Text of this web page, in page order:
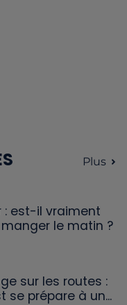
Plus
: est-il vraiment
le matin ?
sur les routes :
se prépare à un...